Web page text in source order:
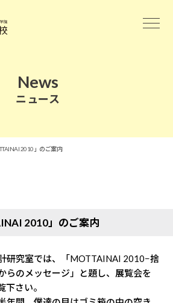
News
ニュース
2010」のご案内
2010」のご案内
研究室では、「MOTTAINAI 2010−捨
らのメッセージ」と題し、展覧会を
下さい。